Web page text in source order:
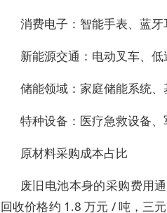
消费电子：智能手表、蓝牙
新能源交通：电动叉车、低
储能领域：家庭储能系统、
特种设备：医疗急救设备、
原材料采购成本占比
废旧电池本身的采购费用
回收价格约 1.8 万元 / 吨，三